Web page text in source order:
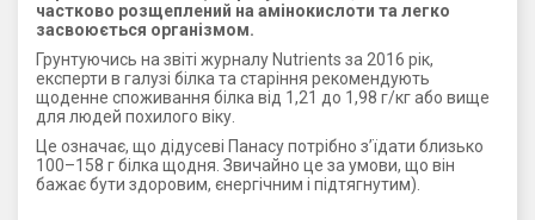
частково розщеплений на амінокислоти та легко
засвоюється організмом.
Грунтуючись на звіті журналу Nutrients за 2016 рік,
експерти в галузі білка та старіння рекомендують
щоденне споживання білка від 1,21 до 1,98 г/кг або вище
для людей похилого віку.
Це означає, що дідусеві Панасу потрібно з’їдати близько
100–158 г білка щодня. Звичайно це за умови, що він
бажає бути здоровим, єнергічним і підтягнутим).